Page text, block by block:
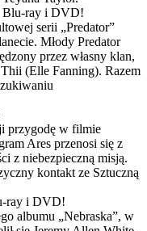
Blu-ray i DVD!
serii „Predator”
Młody Predator
przez własny klan,
(Elle Fanning). Razem
przygodę w filmie
Ares przenosi się z
z niebezpieczną misją.
kontakt ze Sztuczną
ray i DVD!
albumu „Nebraska”, w